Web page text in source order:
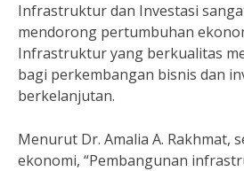
Infrastruktur dan Investasi
mendorong pertumbuhan
Infrastruktur yang berkualitas
bagi perkembangan bisnis dan
berkelanjutan.
Menurut Dr. Amalia A. Rakhmat,
ekonomi, “Pembangunan